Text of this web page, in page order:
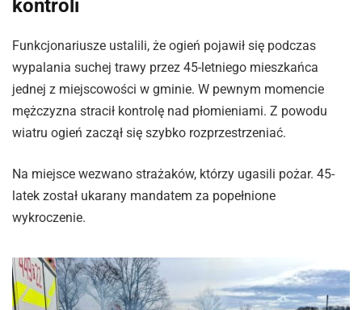
kontroli
Funkcjonariusze ustalili, że ogień pojawił się podczas
wypalania suchej trawy przez 45-letniego mieszkańca
jednej z miejscowości w gminie. W pewnym momencie
mężczyzna stracił kontrolę nad płomieniami. Z powodu
wiatru ogień zaczął się szybko rozprzestrzeniać.
Na miejsce wezwano strażaków, którzy ugasili pożar. 45-
latek został ukarany mandatem za popełnione
wykroczenie.